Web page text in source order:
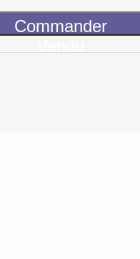
Commander